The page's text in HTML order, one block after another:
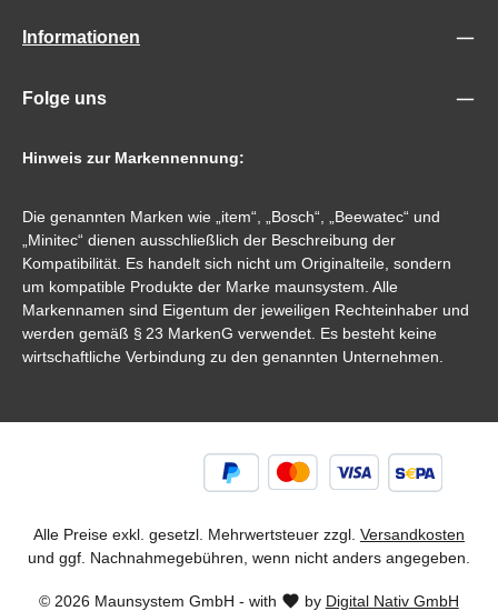
Informationen
Folge uns
Hinweis zur Markennennung:
Die genannten Marken wie „item“, „Bosch“, „Beewatec“ und
„Minitec“ dienen ausschließlich der Beschreibung der
Kompatibilität. Es handelt sich nicht um Originalteile, sondern
um kompatible Produkte der Marke maunsystem. Alle
Markennamen sind Eigentum der jeweiligen Rechteinhaber und
werden gemäß § 23 MarkenG verwendet. Es besteht keine
wirtschaftliche Verbindung zu den genannten Unternehmen.
© 2026 Maunsystem GmbH - with by Digital Nativ GmbH
Alle Preise exkl. gesetzl. Mehrwertsteuer zzgl. Versandkosten
und ggf. Nachnahmegebühren, wenn nicht anders angegeben.